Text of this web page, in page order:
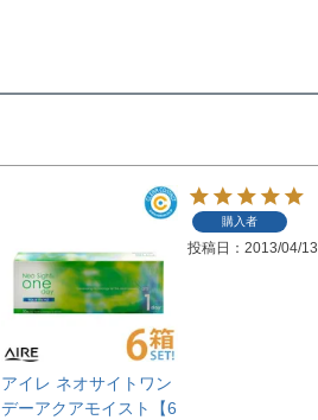
アイレ ネオサイトワン
デーアクアモイスト【6
購入者
投稿日 2013/04/13